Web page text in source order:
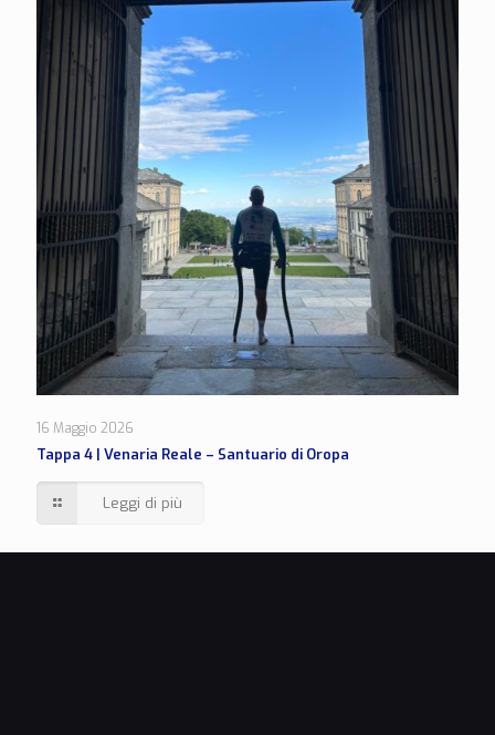
16 Maggio 2026
Tappa 4 | Venaria Reale – Santuario di Oropa
Leggi di più